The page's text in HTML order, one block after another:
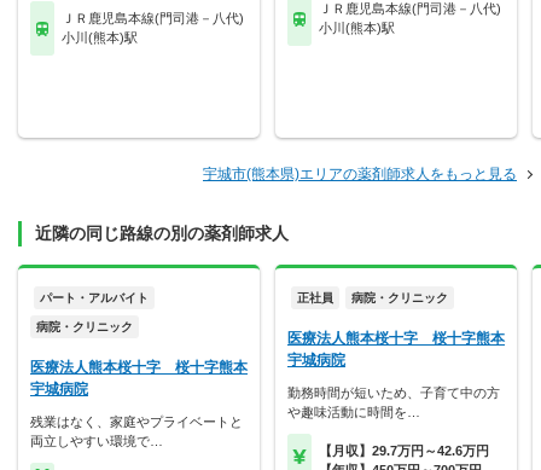
ＪＲ鹿児島本線(門司港－八代)
小川(熊本)駅
ＪＲ鹿児島本線(門司港－八代)
小川(熊本)駅
宇城市(熊本県)エリアの薬剤師求人をもっと見る
近隣の同じ路線の別の薬剤師求人
パート・アルバイト
病院・クリニック
医療法人熊本桜十字 桜十字熊本
宇城病院
残業はなく、家庭やプライベートと
両立しやすい環境で…
正社員 病院・クリニック
医療法人熊本桜十字 桜十字熊本
宇城病院
勤務時間が短いため、子育て中の方
や趣味活動に時間を…
【月収】29.7万円～42.6万円